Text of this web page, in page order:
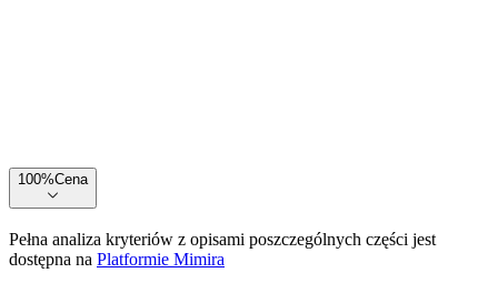
100%Cena
Pełna analiza kryteriów z opisami poszczególnych części jest
dostępna na Platformie Mimira